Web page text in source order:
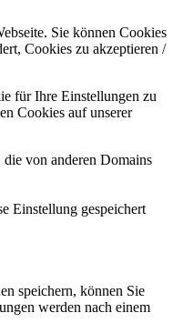
Sie können Cookies
Cookies zu akzeptieren /
für Ihre Einstellungen zu
Cookies auf unserer
von anderen Domains
Einstellung gespeichert
speichern, können Sie
werden nach einem